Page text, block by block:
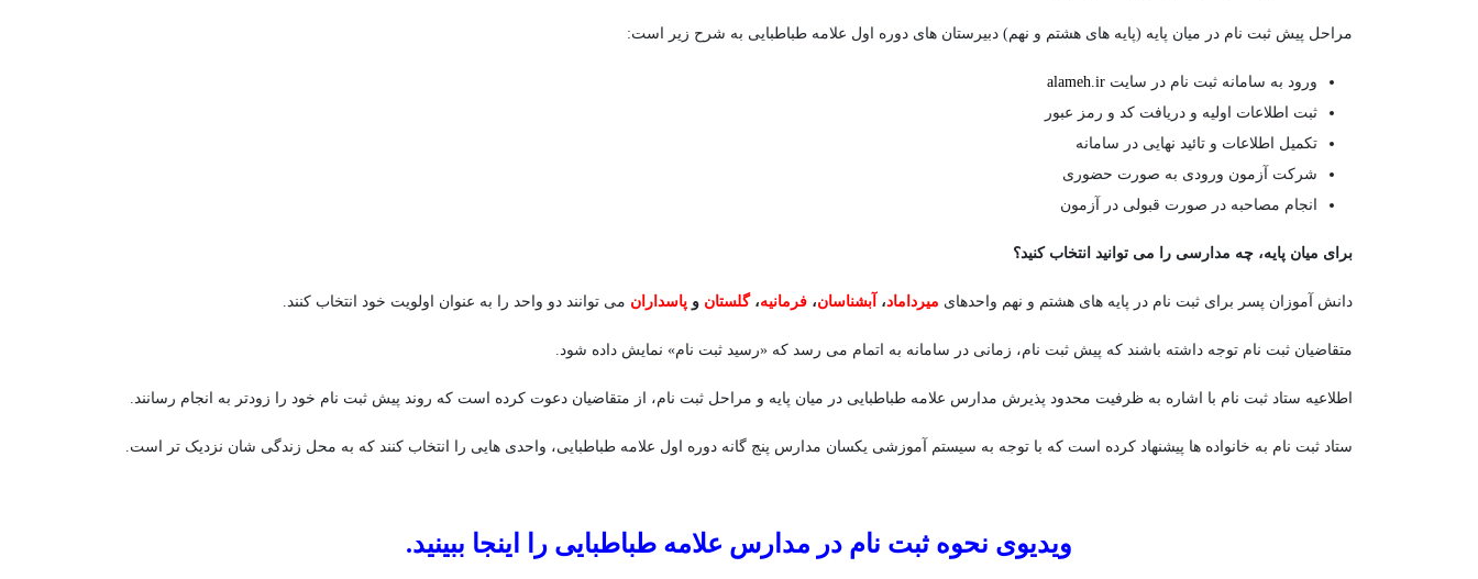
مراحل پیش ثبت نام در میان پایه (پایه های هشتم و نهم) دبیرستان های دوره اول علامه طباطبایی به شرح زیر است:
ورود به سامانه ثبت نام در سایت alameh.ir
ثبت اطلاعات اولیه و دریافت کد و رمز عبور
تکمیل اطلاعات و تائید نهایی در سامانه
شرکت آزمون ورودی به صورت حضوری
انجام مصاحبه در صورت قبولی در آزمون
برای میان پایه، چه مدارسی را می توانید انتخاب کنید؟
دانش آموزان پسر برای ثبت نام در پایه های هشتم و نهم واحدهای میرداماد، آبشناسان، فرمانیه، گلستان و پاسداران می توانند دو واحد را به عنوان اولویت خود انتخاب کنند.
متقاضیان ثبت نام توجه داشته باشند که پیش ثبت نام، زمانی در سامانه به اتمام می رسد که «رسید ثبت نام» نمایش داده شود.
اطلاعیه ستاد ثبت نام با اشاره به ظرفیت محدود پذیرش مدارس علامه طباطبایی در میان پایه و مراحل ثبت نام، از متقاضیان دعوت کرده است که روند پیش ثبت نام خود را زودتر به انجام رسانند.
ستاد ثبت نام به خانواده ها پیشنهاد کرده است که با توجه به سیستم آموزشی یکسان مدارس پنج گانه دوره اول علامه طباطبایی، واحدی هایی را انتخاب کنند که به محل زندگی شان نزدیک تر است.
ویدیوی نحوه ثبت نام در مدارس علامه طباطبایی را اینجا ببینید.